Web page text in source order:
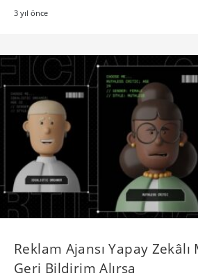
3 yıl önce
Reklam Ajansı Yapay
Geri Bildirim Alırsa